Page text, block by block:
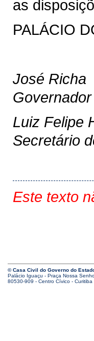
as
PALÁCIO
José Richa
Luiz Felipe
Secretário
Este texto
© Casa Civil do Governo do
Palácio Iguaçu - Praça Nossa
80530-909 - Centro Cívico - Curitiba